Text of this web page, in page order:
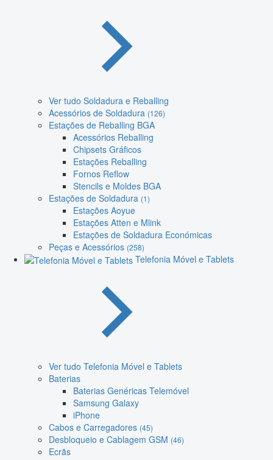
Ver tudo Soldadura e Reballing
Acessórios de Soldadura (126)
Estações de Reballing BGA
Acessórios Reballing
Chipsets Gráficos
Estações Reballing
Fornos Reflow
Stencils e Moldes BGA
Estações de Soldadura (1)
Estações Aoyue
Estações Atten e Mlink
Estações de Soldadura Económicas
Peças e Acessórios (258)
Telefonia Móvel e Tablets
Ver tudo Telefonia Móvel e Tablets
Baterias
Baterias Genéricas Telemóvel
Samsung Galaxy
iPhone
Cabos e Carregadores (45)
Desbloqueio e Cablagem GSM (46)
Ecrãs